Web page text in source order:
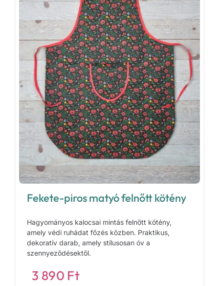
Fekete-piros matyó felnőtt kötény
Hagyományos kalocsai mintás felnőtt kötény,
amely védi ruhádat főzés közben. Praktikus,
dekoratív darab, amely stílusosan óv a
szennyeződésektől.
3 890 Ft